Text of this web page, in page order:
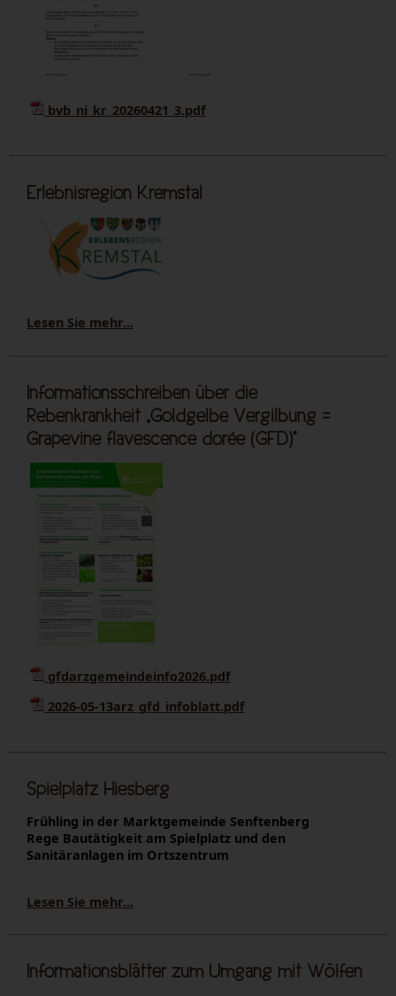
bvb_ni_kr_20260421_3.pdf
Erlebnisregion Kremstal
Lesen Sie mehr...
Informationsschreiben über die
Rebenkrankheit „Goldgelbe Vergilbung =
Grapevine flavescence dorée (GFD)“
gfdarzgemeindeinfo2026.pdf
2026-05-13arz_gfd_infoblatt.pdf
Spielplatz Hiesberg
Frühling in der Marktgemeinde Senftenberg
Rege Bautätigkeit am Spielplatz und den
Sanitäranlagen im Ortszentrum
Lesen Sie mehr...
Informationsblätter zum Umgang mit Wölfen